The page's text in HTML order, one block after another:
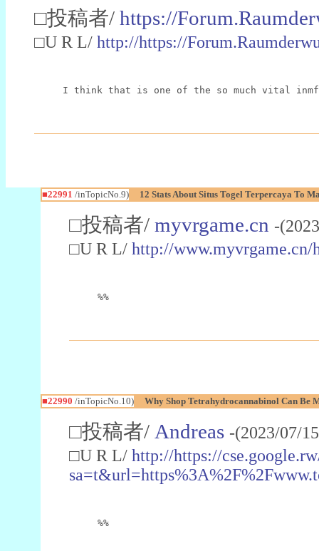
□投稿者/ https://
□U R L/ http://https://
I think that is one of the so much vital
■22991 /inTopicNo.9) 12 Stats About Situs Togel Terpercaya To
□投稿者/ myvrgame.cn -
□U R L/ http://www.myvrgame.cn/
%%
■22990 /inTopicNo.10) Why Shop Tetrahydrocannabinol Can Be
□投稿者/ Andreas -(2023/07/
□U R L/ http://https://
%%